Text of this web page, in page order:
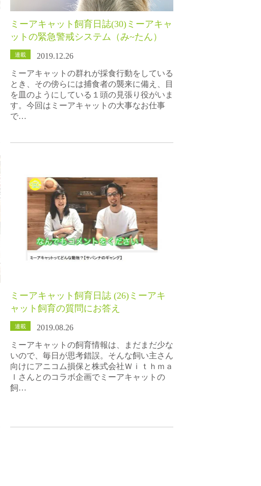
ミーアキャット飼育日誌(30)ミーアキャ
ットの緊急警戒システム（み~たん）
連載
2019.12.26
ミーアキャットの群れが採食行動をしている
とき、その傍らには捕食者の襲来に備え、目
を皿のようにしている１頭の見張り役がいま
す。今回はミーアキャットの大事なお仕事
で…
ミーアキャット飼育日誌 (26)ミーアキ
ャット飼育の質問にお答え
連載
2019.08.26
ミーアキャットの飼育情報は、まだまだ少な
いので、毎日が思考錯誤。そんな飼い主さん
向けにアニコム損保と株式会社Ｗｉｔｈｍａ
ｌさんとのコラボ企画でミーアキャットの
飼…